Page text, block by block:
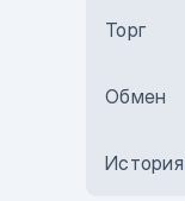
Торг
Обмен